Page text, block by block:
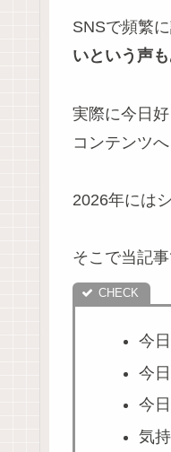
SNSで頻繁
いという声も
実際に今日
コンテンツ
2026年には
そこで当記事
今
今
今
気